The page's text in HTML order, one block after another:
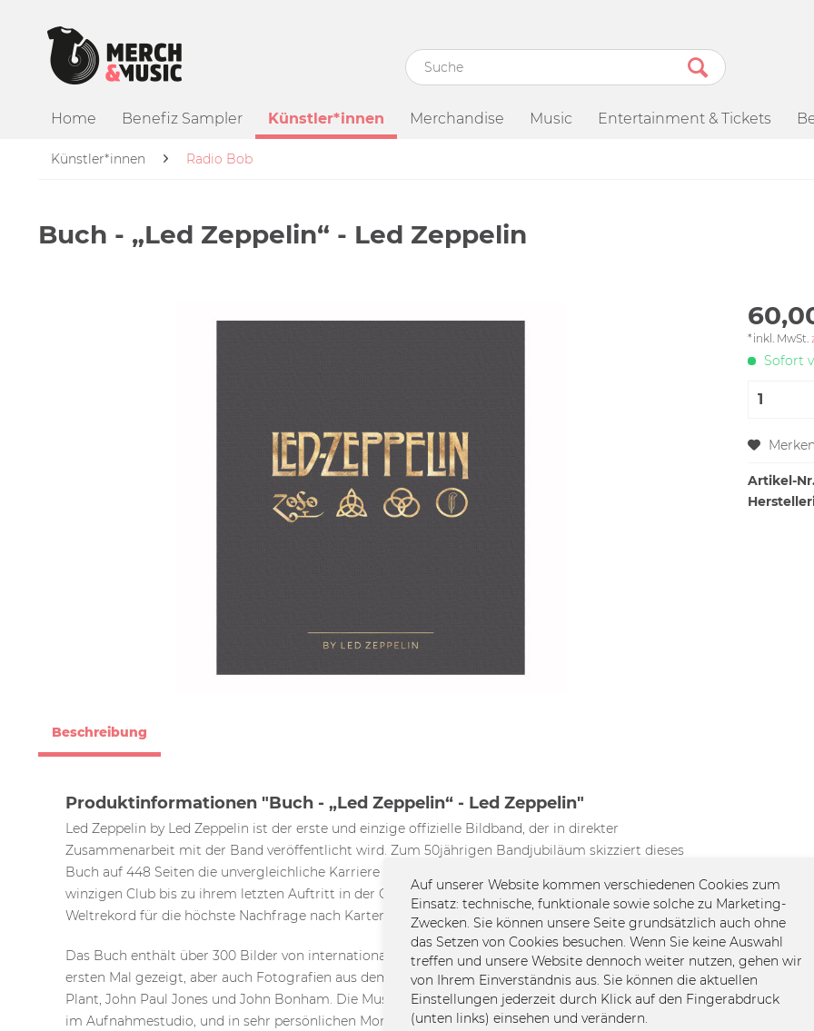
Home Benefiz Sampler Künstler*innen Merchandise Music Entertainment & Tickets
Künstler*innen Radio Bob
Buch - „Led Zeppelin“ - Led Zeppelin
*inkl. MwSt.
Sofort
Merken
Artikel-
Beschreibung
Produktinformationen "Buch - „Led Zeppelin“ - Led Zeppelin"
Led Zeppelin by Led Zeppelin ist der erste und einzige offizielle Bildband, der in direkter
Zusammenarbeit mit der Band veröffentlicht wird. Zum 50jährigen Bandjubiläum skizziert dieses
Buch auf 448 Seiten die unvergleichliche Karriere der Ausnahmemusiker, vom ersten Gig in einem
winzigen Club bis zu ihrem letzten Auftritt in der O2 Arena in London, als 20 Millionen Fans den
Weltrekord für die höchste Nachfrage nach Karten für ein Konzert brachen.
Das Buch enthält über 300 Bilder von internationalen Fotografen – viele davon werden hier zum
ersten Mal gezeigt, aber auch Fotografien aus dem persönlichen Besitz von Jimmy Page, Robert
Plant, John Paul Jones und John Bonham. Die Musiker werden auf der Bühne und Off-Stage gezeigt,
im Aufnahmestudio, und in sehr persönlichen Momenten. Weitere seltene und bisher
Auf unserer Website kommen verschiedenen Cookies zum
Einsatz: technische, funktionale sowie solche zu Marketing-
Zwecken. Sie können unsere Seite grundsätzlich auch ohne
das Setzen von Cookies besuchen. Wenn Sie keine Auswahl
treffen und unsere Website dennoch weiter nutzen, gehen wir
von Ihrem Einverständnis aus. Sie können die aktuellen
Einstellungen jederzeit durch Klick auf den Fingerabdruck
(unten links) einsehen und verändern.